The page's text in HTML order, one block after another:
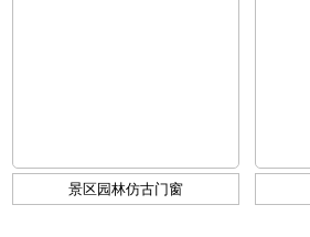
景区园林仿古门窗